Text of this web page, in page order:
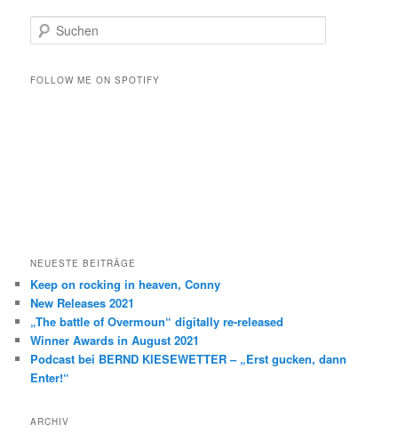
u
h
FOLLOW ME ON SPOTIFY
NEUESTE BEITRÄGE
Keep on rocking in heaven, Conny
New Releases 2021
„The battle of Overmoun“ digitally re-released
Winner Awards in August 2021
Podcast bei BERND KIESEWETTER – „Erst gucken, dann
Enter!“
ARCHIV